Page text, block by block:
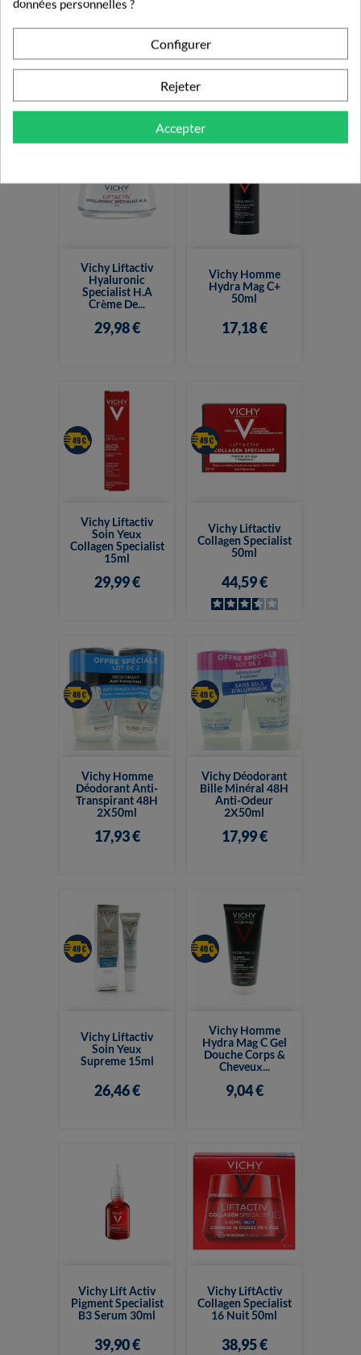
Vichy Homme
Sensi Baume
18,90 €
Soleil Spray Fluide
18,08 € 15,08 €
Vichy Liftactiv
Hyaluronic
Specialist H.A
Crème De...
29,98 €
Vichy Homme
Hydra Mag C+
50ml
17,18 €
Vichy Liftactiv
Soin Yeux
Collagen Specialist
15ml
29,99 €
Vichy Liftactiv
Collagen Specialist
50ml
44,59 €
Vichy Homme
Déodorant Anti-
Transpirant 48H
2X50ml
17,93 €
Vichy Déodorant
Bille Minéral 48H
Anti-Odeur
2X50ml
17,99 €
Vichy Liftactiv
Soin Yeux
Supreme 15ml
26,46 €
Vichy Homme
Hydra Mag C Gel
Douche Corps &
Cheveux...
9,04 €
Vichy Lift Activ
Pigment Specialist
B3 Serum 30ml
39,90 €
Vichy LiftActiv
Collagen Specialist
16 Nuit 50ml
38,95 €
données personnelles ?
Configurer
Rejeter
Accepter